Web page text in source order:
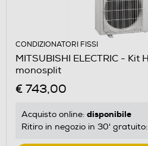
CONDIZIONATORI FISSI
MITSUBISHI ELECTRIC - Kit HR35VF Climatizzatore
monosplit
€ 743,00
Acquisto online: disponibile
Ritiro in negozio in 30' gratuito: